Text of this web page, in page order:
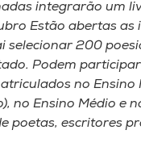
integrarão um
Estão abertas as
selecionar 200
Podem
no Ensino
no Ensino Médio e
poetas, escritores